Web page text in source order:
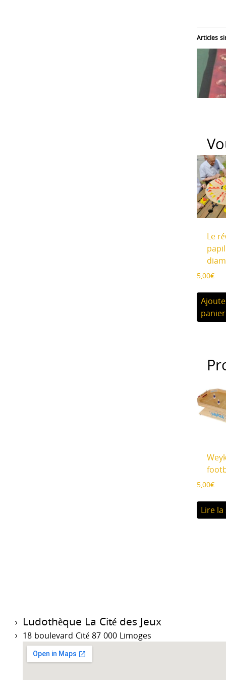
Articles
Le
5,00€
panier
5,00€
Lire
Ludothèque La Cité des Jeux
18 boulevard Cité 87 000 Limoges